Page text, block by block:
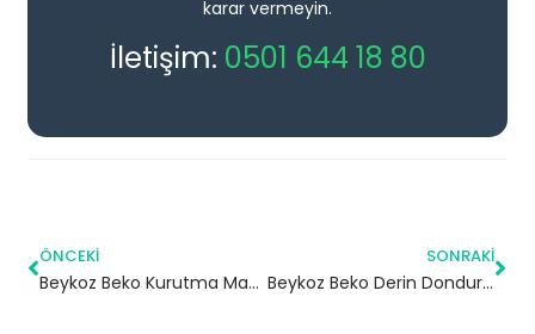
karar vermeyin.
İletişim: 0501 644 18 80
ÖNCEKI
Beykoz Beko Kurutma Makinesi Servisi
SONRAKI
Beykoz Beko Derin Dondurucu Servisi